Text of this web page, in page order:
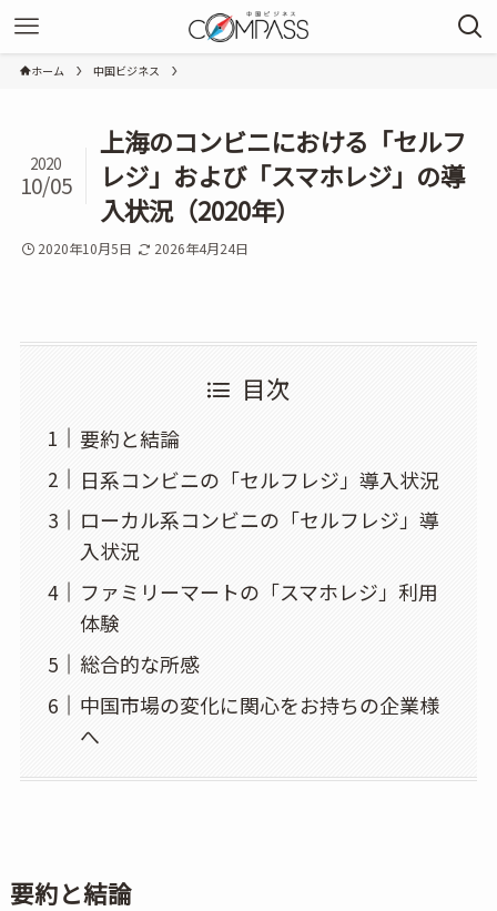
ホーム 中国ビジネス
上海のコンビニにおける「セルフ
レジ」および「スマホレジ」の導
入状況（2020年）
2020
10/05
2020年10月5日 2026年4月24日
目次
要約と結論
日系コンビニの「セルフレジ」導入状況
ローカル系コンビニの「セルフレジ」導
入状況
ファミリーマートの「スマホレジ」利用
体験
総合的な所感
中国市場の変化に関心をお持ちの企業様
へ
要約と結論